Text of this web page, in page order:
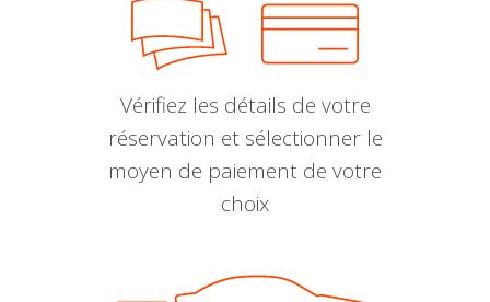
Vérifiez les détails de votre
réservation et sélectionner le
moyen de paiement de votre
choix